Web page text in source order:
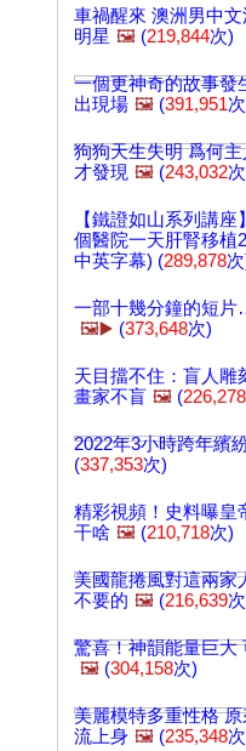
車禍醒來 澳洲男中文
明星 🖼️ (219,844次)
一個更神奇的故事發
出現場 🖼️ (391,951
狗狗天生失明 爲何
才發現 🖼️ (243,032
【鐵證如山系列講座
個醫院一天肝腎移植
中英字幕) (289,878
一部十幾分鐘的短
🖼️▶️ (373,648次)
天目擋不住：盲人雕
畫家不盲 🖼️ (226,278
2022年3小時跨年繽
(337,353次)
精彩視頻！史料曝皇
干啥 🖼️ (210,718次)
美國龍捲風對這兩家
不要的 🖼️ (216,639
驚喜！神韻能量巨大
🖼️ (304,158次)
美麗模特多重性格
流上身 🖼️ (235,348